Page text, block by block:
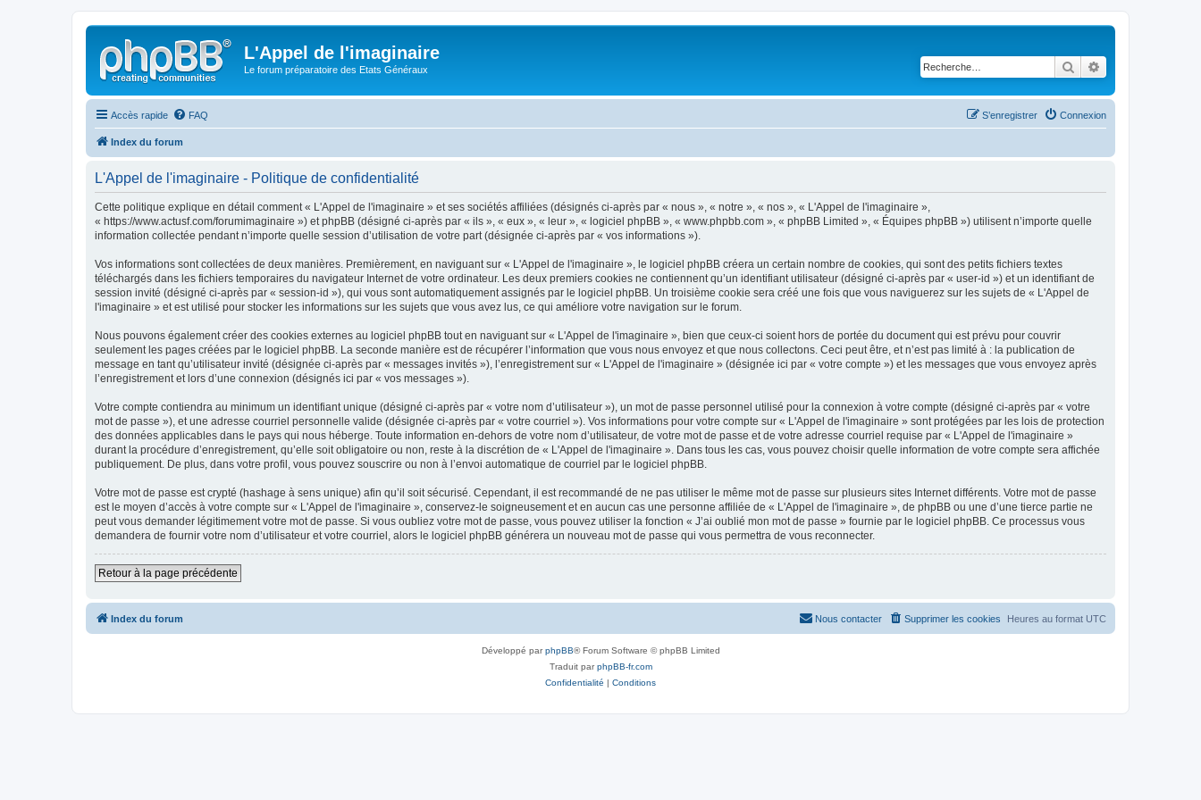
L'Appel de l'imaginaire
Le forum préparatoire des Etats Généraux Rechercher
Accès rapide FAQ Connexion
S’enregistrer
Index du forum
L'Appel de l'imaginaire - Politique de confidentialité
Cette politique explique en détail comment « L'Appel de l'imaginaire » et ses sociétés affiliées (désignés ci-après par « nous », « notre », « nos », « L'Appel de l'imaginaire »,
« https://www.actusf.com/forumimaginaire ») et phpBB (désigné ci-après par « ils », « eux », « leur », « logiciel phpBB », « www.phpbb.com », « phpBB Limited », « Équipes phpBB ») utilisent n’importe quelle
information collectée pendant n’importe quelle session d’utilisation de votre part (désignée ci-après par « vos informations »).
Vos informations sont collectées de deux manières. Premièrement, en naviguant sur « L'Appel de l'imaginaire », le logiciel phpBB créera un certain nombre de cookies, qui sont des petits fichiers textes
téléchargés dans les fichiers temporaires du navigateur Internet de votre ordinateur. Les deux premiers cookies ne contiennent qu’un identifiant utilisateur (désigné ci-après par « user-id ») et un identifiant de
session invité (désigné ci-après par « session-id »), qui vous sont automatiquement assignés par le logiciel phpBB. Un troisième cookie sera créé une fois que vous naviguerez sur les sujets de « L'Appel de
l'imaginaire » et est utilisé pour stocker les informations sur les sujets que vous avez lus, ce qui améliore votre navigation sur le forum.
Nous pouvons également créer des cookies externes au logiciel phpBB tout en naviguant sur « L'Appel de l'imaginaire », bien que ceux-ci soient hors de portée du document qui est prévu pour couvrir
seulement les pages créées par le logiciel phpBB. La seconde manière est de récupérer l’information que vous nous envoyez et que nous collectons. Ceci peut être, et n’est pas limité à : la publication de
message en tant qu’utilisateur invité (désignée ci-après par « messages invités »), l’enregistrement sur « L'Appel de l'imaginaire » (désignée ici par « votre compte ») et les messages que vous envoyez après
l’enregistrement et lors d’une connexion (désignés ici par « vos messages »).
Votre compte contiendra au minimum un identifiant unique (désigné ci-après par « votre nom d’utilisateur »), un mot de passe personnel utilisé pour la connexion à votre compte (désigné ci-après par « votre
mot de passe »), et une adresse courriel personnelle valide (désignée ci-après par « votre courriel »). Vos informations pour votre compte sur « L'Appel de l'imaginaire » sont protégées par les lois de protection
des données applicables dans le pays qui nous héberge. Toute information en-dehors de votre nom d’utilisateur, de votre mot de passe et de votre adresse courriel requise par « L'Appel de l'imaginaire »
durant la procédure d’enregistrement, qu’elle soit obligatoire ou non, reste à la discrétion de « L'Appel de l'imaginaire ». Dans tous les cas, vous pouvez choisir quelle information de votre compte sera affichée
publiquement. De plus, dans votre profil, vous pouvez souscrire ou non à l’envoi automatique de courriel par le logiciel phpBB.
Votre mot de passe est crypté (hashage à sens unique) afin qu’il soit sécurisé. Cependant, il est recommandé de ne pas utiliser le même mot de passe sur plusieurs sites Internet différents. Votre mot de passe
est le moyen d’accès à votre compte sur « L'Appel de l'imaginaire », conservez-le soigneusement et en aucun cas une personne affiliée de « L'Appel de l'imaginaire », de phpBB ou une d’une tierce partie ne
peut vous demander légitimement votre mot de passe. Si vous oubliez votre mot de passe, vous pouvez utiliser la fonction « J’ai oublié mon mot de passe » fournie par le logiciel phpBB. Ce processus vous
demandera de fournir votre nom d’utilisateur et votre courriel, alors le logiciel phpBB générera un nouveau mot de passe qui vous permettra de vous reconnecter.
Retour à la page précédente
Index du forum Heures au format UTC
Supprimer les cookies
Nous contacter
Développé parphpBB® Forum Software © phpBB Limited
Traduit parphpBB-fr.com
Confidentialité | Conditions